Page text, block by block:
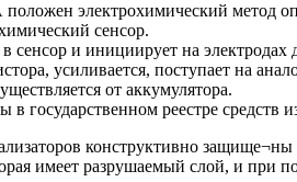
электрохимический метод
сенсор.
и инициирует на
усиливается, поступает на
от аккумулятора.
государственном реестре
конструктивно
имеет разрушаемый слой, и при